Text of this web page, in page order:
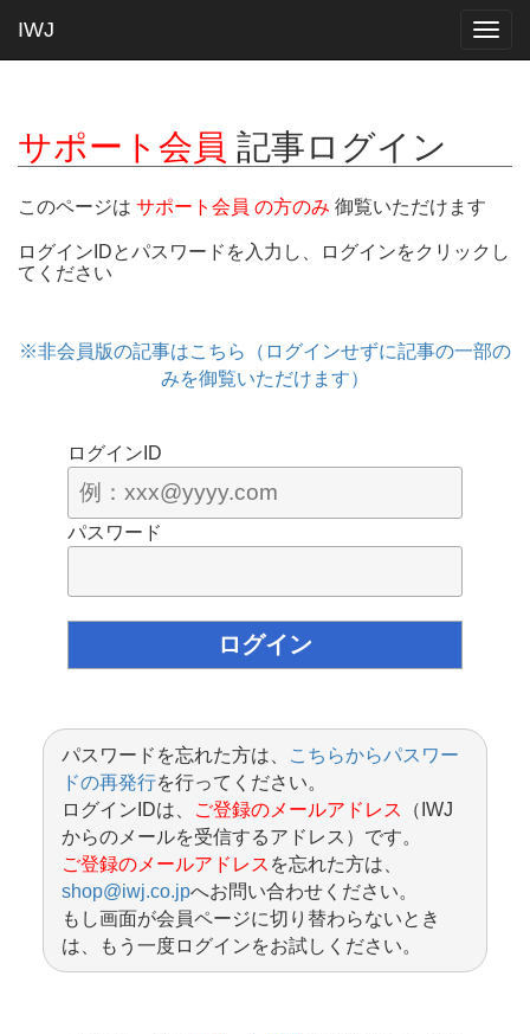
IWJ
サポート会員 記事ログイン
このページは サポート会員 の方のみ 御覧いただけます
ログインIDとパスワードを入力し、ログインをクリックし
てください
※非会員版の記事はこちら（ログインせずに記事の一部の
みを御覧いただけます）
ログインID
パスワード
パスワードを忘れた方は、
こちらからパスワー
ドの再発行を行ってください。
ログインIDは、
ご登録のメールアドレス
（IWJ
からのメールを受信するアドレス）です。
ご登録のメールアドレス を忘れた方は、
shop@iwj.co.jpへお問い合わせください。
もし画面が会員ページに切り替わらないとき
は、もう一度ログインをお試しください。